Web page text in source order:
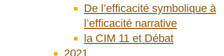
De l’efficacité symbolique à
l’efficacité narrative
la CIM 11 et Débat
2021